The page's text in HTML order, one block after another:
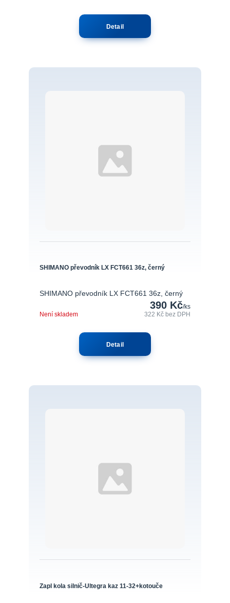
Detail
SHIMANO převodník LX FCT661 36z, černý
SHIMANO převodník LX FCT661 36z, černý
390 Kč/ks
322 Kč bez DPH
Není skladem
Detail
Zapl kola silnič-Ultegra kaz 11-32+kotouče